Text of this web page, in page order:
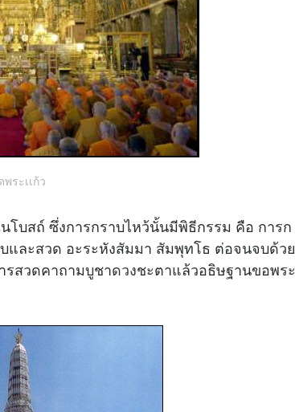
พระเเก้ว
โบสถ์ ซึ่งการกราบไหว้นั้นมีพิธีกรรม คือ การก
ละสวด อะระหังสัมมา สัมพุทโธ ต่อจนจบด้วย
สวดคาถามบูชาดวงชะตาแล้วอธิษฐานขอพระ